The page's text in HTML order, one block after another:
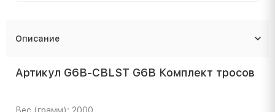
Описание
Артикул G6B-CBLST G6B Комплект тросов
Вес (грамм): 2000